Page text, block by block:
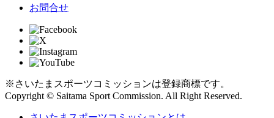
お問合せ
※さいたまスポーツコミッションは登録商標です。
Copyright © Saitama Sport Commission. All Right Reserved.